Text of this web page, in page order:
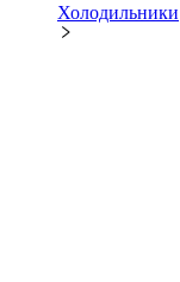
Холодильники